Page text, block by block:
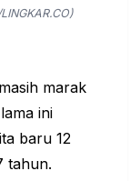
marak
ini
baru 12
tahun.